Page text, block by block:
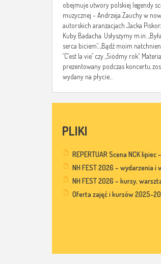
obejmuje utwory polskiej legendy
muzycznej - Andrzeja Zauchy w
autorskich aranżacjach Jacka
Kuby Badacha. Usłyszymy m.in.
serca biciem”, „Bądź moim
”C’est la vie” czy „Siódmy rok”.
prezentowany podczas koncertu,
wydany na płycie...
PLIKI
REPERTUAR Scena NCK
NH FEST 2026 – wydarzenia i
NH FEST 2026 – kursy,
Oferta zajęć i kursów 2025-